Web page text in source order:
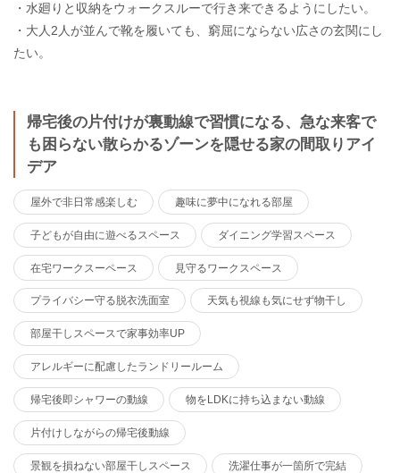
・水廻りと収納をウォークスルーで行き来できるようにしたい。
・大人2人が並んで靴を履いても、窮屈にならない広さの玄関にし
たい。
帰宅後の片付けが裏動線で習慣になる、急な来客で
も困らない散らかるゾーンを隠せる家の間取りアイ
デア
屋外で非日常感楽しむ 趣味に夢中になれる部屋
子どもが自由に遊べるスペース ダイニング学習スペース
在宅ワークスーペース 見守るワークスペース
プライバシー守る脱衣洗面室 天気も視線も気にせず物干し
部屋干しスペースで家事効率UP
アレルギーに配慮したランドリールーム
帰宅後即シャワーの動線 物をLDKに持ち込まない動線
片付けしながらの帰宅後動線
景観を損ねない部屋干しスペース 洗濯仕事が一箇所で完結